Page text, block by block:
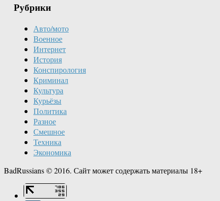
Рубрики
Авто/мото
Военное
Интернет
История
Конспирология
Криминал
Культура
Курьёзы
Политика
Разное
Смешное
Техника
Экономика
BadRussians © 2016. Сайт может содержать материалы 18+